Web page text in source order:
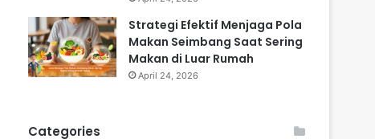
Strategi Efektif Menjaga Pola
Makan Seimbang Saat Sering
Makan di Luar Rumah
April 24, 2026
Categories